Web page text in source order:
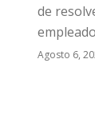
de
Agosto 6,